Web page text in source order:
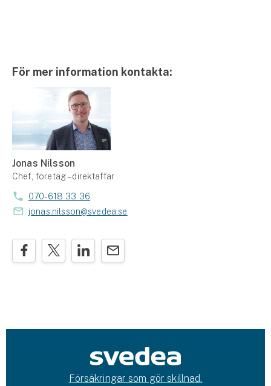
För mer information kontakta:
Jonas Nilsson
Chef, företag – direktaffär
070-618 33 36
jonas.nilsson@svedea.se
Försäkringar som gör skillnad.